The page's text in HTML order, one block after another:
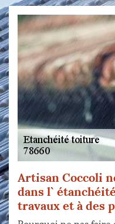
Artisan Coccoli
dans l`
travaux et à des